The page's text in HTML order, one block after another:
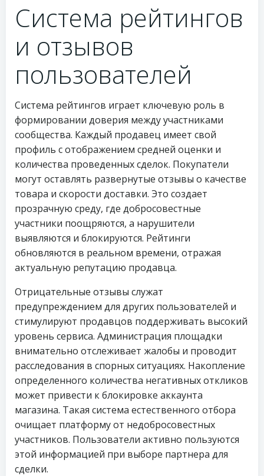
Система рейтингов
и отзывов
пользователей
Система рейтингов играет ключевую роль в
формировании доверия между участниками
сообщества. Каждый продавец имеет свой
профиль с отображением средней оценки и
количества проведенных сделок. Покупатели
могут оставлять развернутые отзывы о качестве
товара и скорости доставки. Это создает
прозрачную среду, где добросовестные
участники поощряются, а нарушители
выявляются и блокируются. Рейтинги
обновляются в реальном времени, отражая
актуальную репутацию продавца.
Отрицательные отзывы служат
предупреждением для других пользователей и
стимулируют продавцов поддерживать высокий
уровень сервиса. Администрация площадки
внимательно отслеживает жалобы и проводит
расследования в спорных ситуациях. Накопление
определенного количества негативных откликов
может привести к блокировке аккаунта
магазина. Такая система естественного отбора
очищает платформу от недобросовестных
участников. Пользователи активно пользуются
этой информацией при выборе партнера для
сделки.